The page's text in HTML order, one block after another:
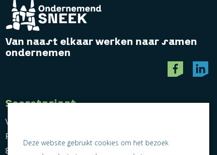
Van naast elkaar werken naar samen
ondernemen
Secretariaat
Vereniging Ondernemend Sneek
Postbus 464
8600 AL Sneek
Deze website gebruikt cookies om het bezoek